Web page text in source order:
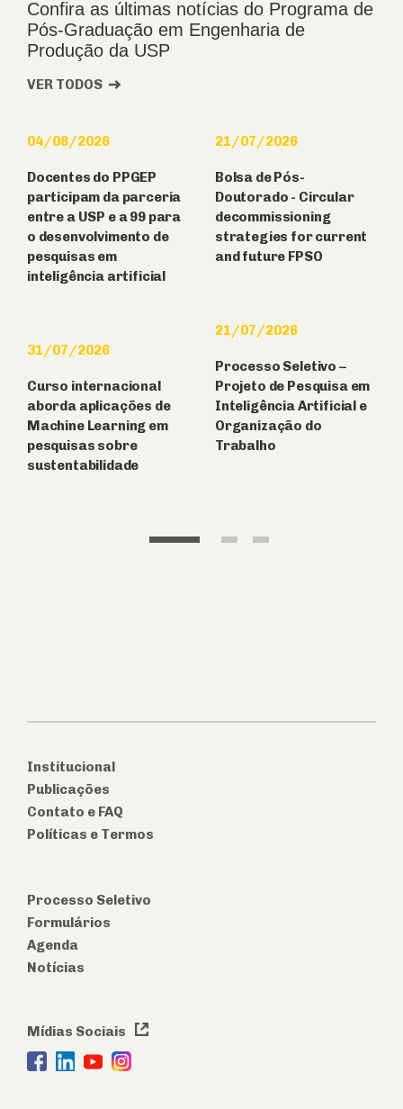
Confira as últimas notícias do Programa de
Pós-Graduação em Engenharia de
Produção da USP
VER TODOS
04/08/2026
Docentes do PPGEP
participam da parceria
entre a USP e a 99 para
o desenvolvimento de
pesquisas em
inteligência artificial
31/07/2026
Curso internacional
aborda aplicações de
Machine Learning em
pesquisas sobre
sustentabilidade
21/07/2026
Bolsa de Pós-
Doutorado - Circular
decommissioning
strategies for current
and future FPSO
21/07/2026
Processo Seletivo –
Projeto de Pesquisa em
Inteligência Artificial e
Organização do
Trabalho
1 2 3
Institucional
Publicações
Contato e FAQ
Políticas e Termos
Processo Seletivo
Formulários
Agenda
Notícias
Mídias Sociais